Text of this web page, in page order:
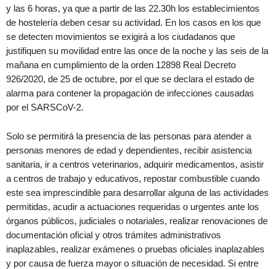
y las 6 horas, ya que a partir de las 22.30h los establecimientos
de hostelería deben cesar su actividad. En los casos en los que
se detecten movimientos se exigirá a los ciudadanos que
justifiquen su movilidad entre las once de la noche y las seis de la
mañana en cumplimiento de la orden 12898 Real Decreto
926/2020, de 25 de octubre, por el que se declara el estado de
alarma para contener la propagación de infecciones causadas
por el SARSCoV-2.
Solo se permitirá la presencia de las personas para atender a
personas menores de edad y dependientes, recibir asistencia
sanitaria, ir a centros veterinarios, adquirir medicamentos, asistir
a centros de trabajo y educativos, repostar combustible cuando
este sea imprescindible para desarrollar alguna de las actividades
permitidas, acudir a actuaciones requeridas o urgentes ante los
órganos públicos, judiciales o notariales, realizar renovaciones de
documentación oficial y otros trámites administrativos
inaplazables, realizar exámenes o pruebas oficiales inaplazables
y por causa de fuerza mayor o situación de necesidad. Si entre